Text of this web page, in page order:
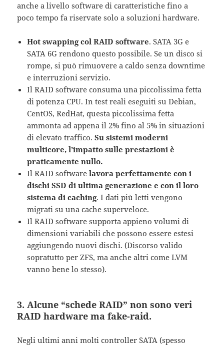
anche a livello software di caratteristiche fino a
poco tempo fa riservate solo a soluzioni hardware.
Hot swapping col RAID software. SATA 3G e
SATA 6G rendono questo possibile. Se un disco si
rompe, si può rimuovere a caldo senza downtime
e interruzioni servizio.
Il RAID software consuma una piccolissima fetta
di potenza CPU. In test reali eseguiti su Debian,
CentOS, RedHat, questa piccolissima fetta
ammonta ad appena il 2% fino al 5% in situazioni
di elevato traffico.Su sistemi moderni
multicore, l’impatto sulle prestazioni è
praticamente nullo.
Il RAID softwarelavora perfettamente con i
dischi SSD di ultima generazione e con il loro
sistema di caching. I dati più letti vengono
migrati su una cache superveloce.
Il RAID software supporta appieno volumi di
dimensioni variabili che possono essere estesi
aggiungendo nuovi dischi. (Discorso valido
sopratutto per ZFS, ma anche altri come LVM
vanno bene lo stesso).
3. Alcune “schede RAID” non sono veri
RAID hardware ma fake-raid.
Negli ultimi anni molti controller SATA (spesso